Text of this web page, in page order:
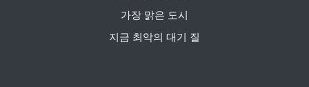
가장 맑은 도시
지금 최악의 대기 질